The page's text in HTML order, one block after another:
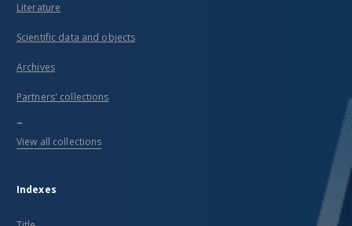
Literature
Scientific data and objects
Archives
Partners' collections
...
View all collections
Indexes